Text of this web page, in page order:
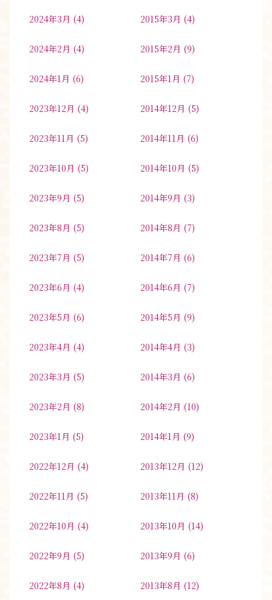
2024年3月 (4)
2024年2月 (4)
2024年1月 (6)
2023年12月 (4)
2023年11月 (5)
2023年10月 (5)
2023年9月 (5)
2023年8月 (5)
2023年7月 (5)
2023年6月 (4)
2023年5月 (6)
2023年4月 (4)
2023年3月 (5)
2023年2月 (8)
2023年1月 (5)
2022年12月 (4)
2022年11月 (5)
2022年10月 (4)
2022年9月 (5)
2022年8月 (4)
2015年3月 (4)
2015年2月 (9)
2015年1月 (7)
2014年12月 (5)
2014年11月 (6)
2014年10月 (5)
2014年9月 (3)
2014年8月 (7)
2014年7月 (6)
2014年6月 (7)
2014年5月 (9)
2014年4月 (3)
2014年3月 (6)
2014年2月 (10)
2014年1月 (9)
2013年12月 (12)
2013年11月 (8)
2013年10月 (14)
2013年9月 (6)
2013年8月 (12)